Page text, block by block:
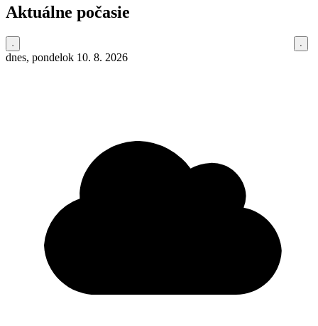
Aktuálne počasie
dnes, pondelok 10. 8. 2026